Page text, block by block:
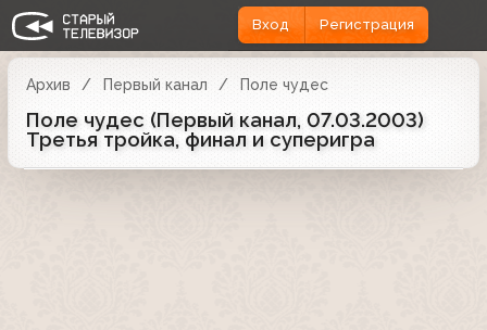
Вход Регистрация
Архив Первый канал Поле чудес
Поле чудес (Первый канал, 07.03.2003)
Третья тройка, финал и суперигра